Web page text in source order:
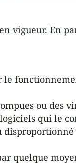
vigueur. En
ou des
qui le
quelque